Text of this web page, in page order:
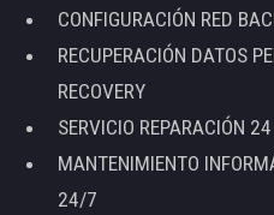
CONFIGURACIÓN RED
RECUPERACIÓN DATOS
RECOVERY
SERVICIO REPARACIÓN
MANTENIMIENTO
24/7